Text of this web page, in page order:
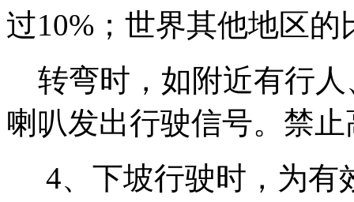
过10%；世界其他地区的
转弯时，如附近有行人
喇叭发出行驶信号。禁
4、下坡行驶时，为有